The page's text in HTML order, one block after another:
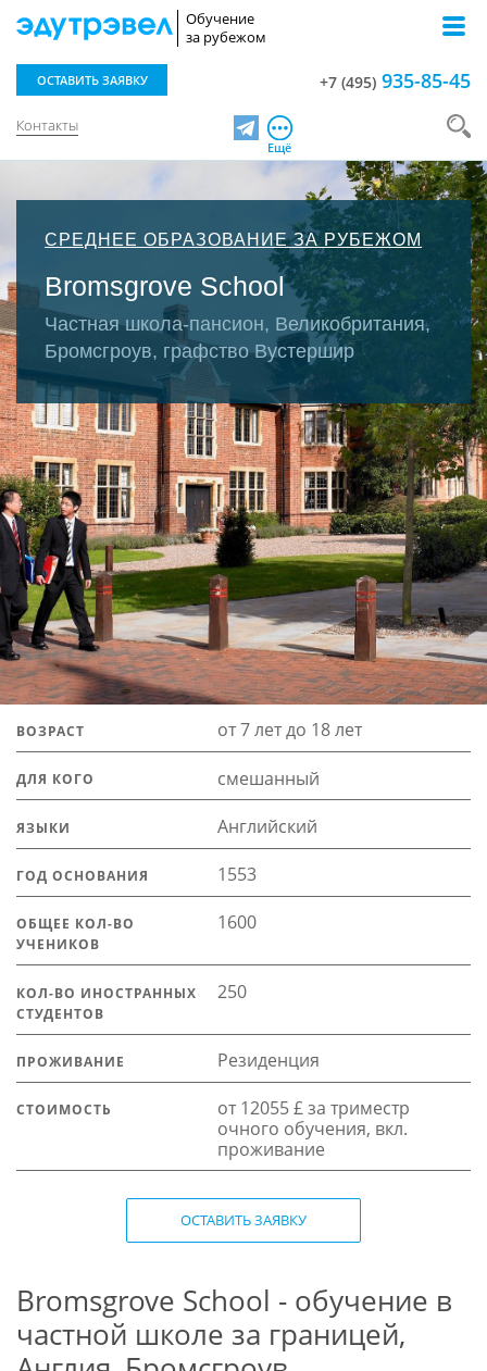
Обучение
за рубежом
Контакты
ОСТАВИТЬ ЗАЯВКУ +7 (495) 935-85-45
TelegramЕщё
СРЕДНЕЕ ОБРАЗОВАНИЕ ЗА РУБЕЖОМ
Bromsgrove School
Частная школа-пансион, Великобритания,
Бромсгроув, графство Вустершир
ВОЗРАСТ от 7 лет до 18 лет
ДЛЯ КОГО смешанный
ЯЗЫКИ Английский
ГОД ОСНОВАНИЯ 1553
ОБЩЕЕ КОЛ-ВО
УЧЕНИКОВ
1600
КОЛ-ВО ИНОСТРАННЫХ
СТУДЕНТОВ
250
ПРОЖИВАНИЕ Резиденция
СТОИМОСТЬ
от 12055 £ за триместр
очного обучения, вкл.
проживание
ОСТАВИТЬ ЗАЯВКУ
Bromsgrove School - обучение в
частной школе за границей,